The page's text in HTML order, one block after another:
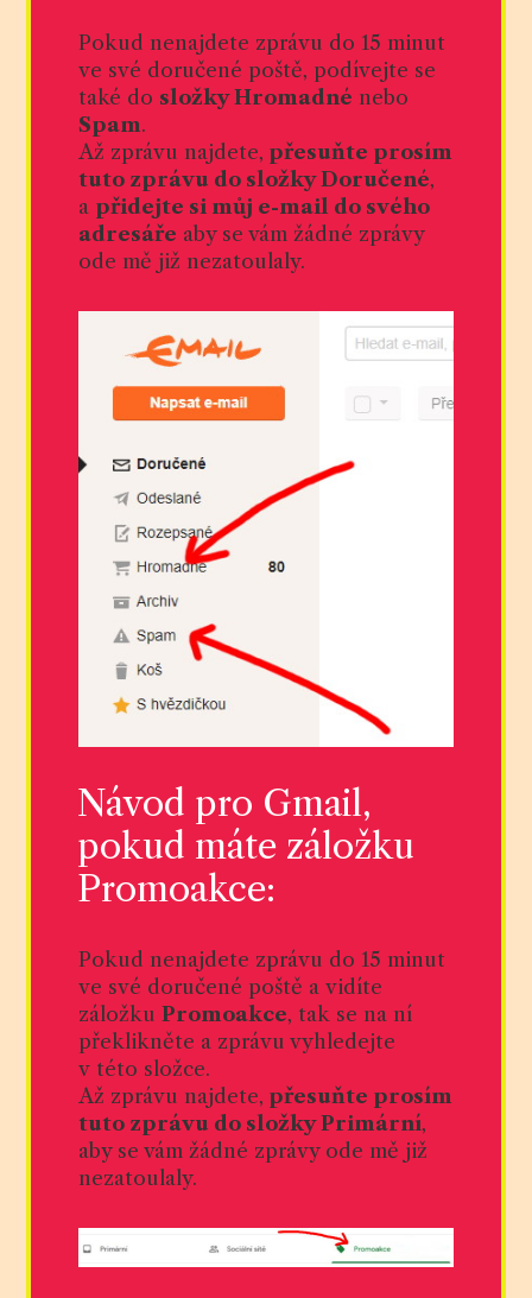
Pokud nenajdete zprávu do 15 minut
ve své doručené poště, podívejte se
také do složky Hromadné nebo
Spam.
Až zprávu najdete, přesuňte prosím
tuto zprávu do složky Doručené,
a přidejte si můj e-mail do svého
adresáře aby se vám žádné zprávy
ode mě již nezatoulaly.
Návod pro Gmail,
pokud máte záložku
Promoakce:
Pokud nenajdete zprávu do 15 minut
ve své doručené poště a vidíte
záložkuPromoakce, tak se na ní
překlikněte a zprávu vyhledejte
v této složce.
Až zprávu najdete, přesuňte prosím
tuto zprávu do složky Primární,
aby se vám žádné zprávy ode mě již
nezatoulaly.